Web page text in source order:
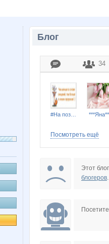
Блог
34
F@RO
Посмотреть ещё
Этот
блогеров.